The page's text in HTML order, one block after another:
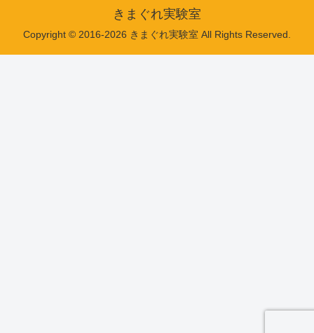
きまぐれ実験室
Copyright © 2016-2026 きまぐれ実験室 All Rights Reserved.